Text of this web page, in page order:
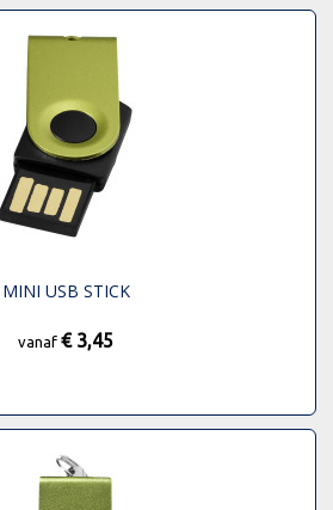
MINI USB STICK
vanaf € 3,45